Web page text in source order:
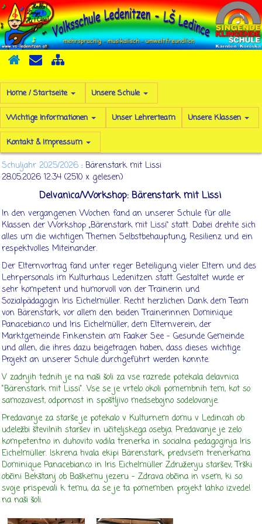
Home / Startseite Unsere Schule
Wichtige Informationen Unser Lehrerteam Unsere Klassen
Kontakt & Impressum
Schuljahr 2025/2026 : Bärenstark mit Lissi
28.05.2026 12:34 (2510 x gelesen)
Delvanica/Workshop: Bärenstark mit Lissi
In den vergangenen Wochen fand an unserer Schule für alle
Klassen der Workshop „Bärenstark mit Lissi“ statt. Dabei drehte sich
alles um die wichtigen Themen Selbstbehauptung, Resilienz und ein
respektvolles Miteinander.
Der Elternvortrag fand unter reger Beteiligung vieler Eltern und des
Lehrpersonals im Kulturhaus Ledenitzen statt. Gestaltet wurde er
sehr kompetent und humorvoll von der Trainerin und
Sozialpädagogin Iris Eichelmüller. Recht herzlichen Dank dem Team
von Bärenstark, vor allem den beiden Trainerinnen Dominique
Panacebianco und Iris Eichelmüller, dem Elternverein, der
Marktgemeinde Finkenstein am Faaker See – Gesunde Gemeinde
und allen, die ihres dazu beigetragen haben, dass dieses wichtige
Projekt an unserer Schule durchgeführt werden konnte.
V zadnjih tednih je na naši šoli za vse razrede potekala delavnica
"Bärenstark mit Lissi". Vse se je vrtelo okoli pomembnih tem, kot so
samozavest, odpornost in spoštljivo medsebojno sodelovanje.
Predavanje za starše je potekalo v Kulturnem domu v Ledincah ob
udeležbi številnih staršev in učiteljskega osebja. Predavanje je zelo
kompetentno in duhovito vodila trenerka in socialna pedagoginja Iris
Eichelmüller. Iskrena hvala ekipi Bärenstark, predvsem trenerkama
Dominique Panacebianco in Iris Eichelmüller Združenju staršev, Trški
občini Bekštanj ob Baškemu jezeru – Zdrava občina in vsem, ki so
svoje prispevali k temu, da se je ta pomemben projekt lahko izvedel
na naši šoli.